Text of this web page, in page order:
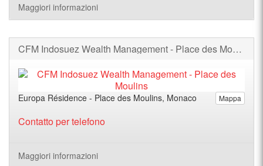
Maggiori informazioni
CFM Indosuez Wealth Management - Place des Moulins
Mappa
Europa Résidence - Place des Moulins, Monaco
Contatto per telefono
Maggiori informazioni